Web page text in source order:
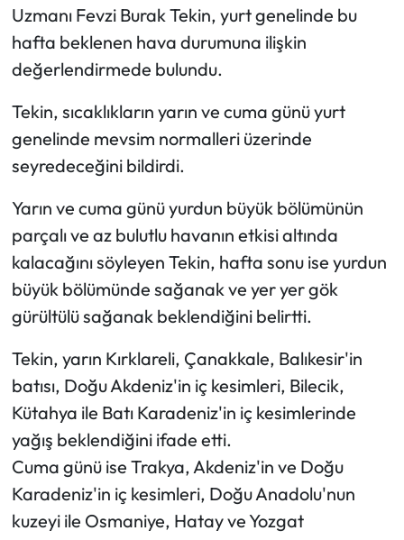
Uzmanı Fevzi Burak Tekin, yurt genelinde bu
hafta beklenen hava durumuna ilişkin
değerlendirmede bulundu.
Tekin, sıcaklıkların yarın ve cuma günü yurt
genelinde mevsim normalleri üzerinde
seyredeceğini bildirdi.
Yarın ve cuma günü yurdun büyük bölümünün
parçalı ve az bulutlu havanın etkisi altında
kalacağını söyleyen Tekin, hafta sonu ise yurdun
büyük bölümünde sağanak ve yer yer gök
gürültülü sağanak beklendiğini belirtti.
Tekin, yarın Kırklareli, Çanakkale, Balıkesir'in
batısı, Doğu Akdeniz'in iç kesimleri, Bilecik,
Kütahya ile Batı Karadeniz'in iç kesimlerinde
yağış beklendiğini ifade etti.
Cuma günü ise Trakya, Akdeniz'in ve Doğu
Karadeniz'in iç kesimleri, Doğu Anadolu'nun
kuzeyi ile Osmaniye, Hatay ve Yozgat